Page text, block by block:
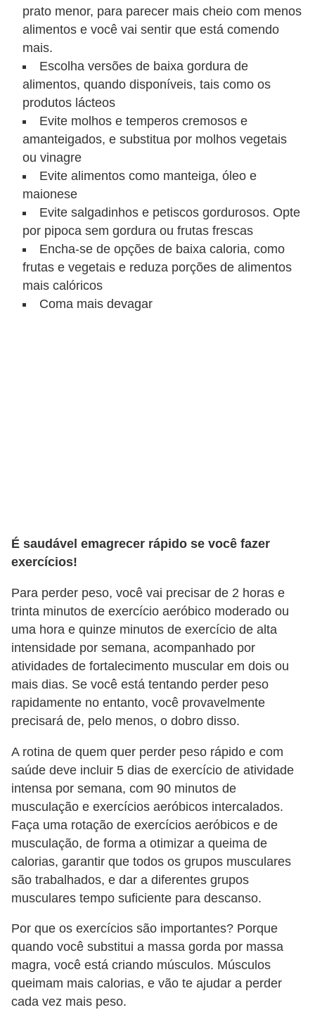
prato menor, para parecer mais cheio com menos
alimentos e você vai sentir que está comendo
mais.
Escolha versões de baixa gordura de
alimentos, quando disponíveis, tais como os
produtos lácteos
Evite molhos e temperos cremosos e
amanteigados, e substitua por molhos vegetais
ou vinagre
Evite alimentos como manteiga, óleo e
maionese
Evite salgadinhos e petiscos gordurosos. Opte
por pipoca sem gordura ou frutas frescas
Encha-se de opções de baixa caloria, como
frutas e vegetais e reduza porções de alimentos
mais calóricos
Coma mais devagar
É saudável emagrecer rápido se você fazer
exercícios!
Para perder peso, você vai precisar de 2 horas e
trinta minutos de exercício aeróbico moderado ou
uma hora e quinze minutos de exercício de alta
intensidade por semana, acompanhado por
atividades de fortalecimento muscular em dois ou
mais dias. Se você está tentando perder peso
rapidamente no entanto, você provavelmente
precisará de, pelo menos, o dobro disso.
A rotina de quem quer perder peso rápido e com
saúde deve incluir 5 dias de exercício de atividade
intensa por semana, com 90 minutos de
musculação e exercícios aeróbicos intercalados.
Faça uma rotação de exercícios aeróbicos e de
musculação, de forma a otimizar a queima de
calorias, garantir que todos os grupos musculares
são trabalhados, e dar a diferentes grupos
musculares tempo suficiente para descanso.
Por que os exercícios são importantes? Porque
quando você substitui a massa gorda por massa
magra, você está criando músculos. Músculos
queimam mais calorias, e vão te ajudar a perder
cada vez mais peso.